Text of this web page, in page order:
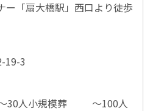
ー「扇大橋駅」西口より徒歩
19-3
30⼈小規模葬 〜100⼈